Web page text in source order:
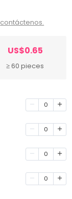
contáctenos.
US$0.65
≥ 60 pieces
0
0
0
0